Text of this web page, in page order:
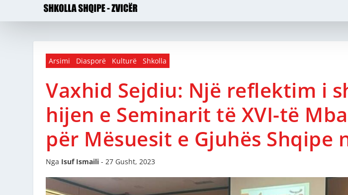
Arsimi Diasporë Kulturë Shkolla
Vaxhid Sejdiu: Një reflektim i
hijen e Seminarit të XVI-të
për Mësuesit e Gjuhës Shqipe
Nga Isuf Ismaili - 27 Gusht, 2023